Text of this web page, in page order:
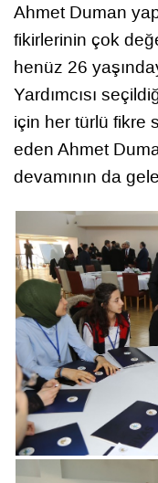
Ahmet Duman
fikirlerinin çok
henüz 26
Yardımcısı
için her türlü fikre
eden Ahmet
devamının da